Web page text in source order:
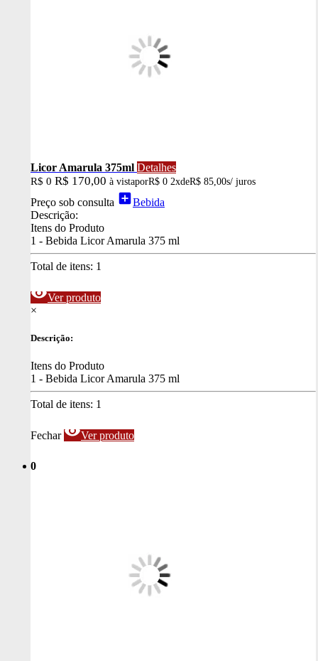
Licor Amarula 375ml Detalhes
R$ 0 R$ 170,00 à vistaporR$ 0 2xdeR$ 85,00s/ juros
Preço sob consulta add_boxBebida
Descrição:
Itens do Produto
1 - Bebida Licor Amarula 375 ml
Total de itens: 1
visibilityVer produto
×
Descrição:
Itens do Produto
1 - Bebida Licor Amarula 375 ml
Total de itens: 1
Fechar visibilityVer produto
0